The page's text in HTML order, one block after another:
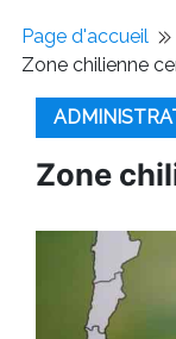
Page d'accueil
Zone chilienne
Zone